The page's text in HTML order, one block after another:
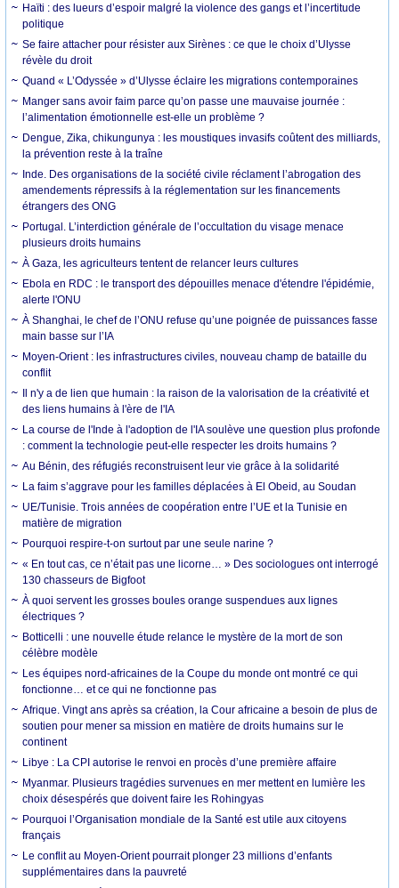
Haïti : des lueurs d’espoir malgré la violence des gangs et l’incertitude
politique
Se faire attacher pour résister aux Sirènes : ce que le choix d’Ulysse
révèle du droit
Quand « L’Odyssée » d’Ulysse éclaire les migrations contemporaines
Manger sans avoir faim parce qu’on passe une mauvaise journée :
l’alimentation émotionnelle est-elle un problème ?
Dengue, Zika, chikungunya : les moustiques invasifs coûtent des milliards,
la prévention reste à la traîne
Inde. Des organisations de la société civile réclament l’abrogation des
amendements répressifs à la réglementation sur les financements
étrangers des ONG
Portugal. L’interdiction générale de l’occultation du visage menace
plusieurs droits humains
À Gaza, les agriculteurs tentent de relancer leurs cultures
Ebola en RDC : le transport des dépouilles menace d'étendre l'épidémie,
alerte l'ONU
À Shanghai, le chef de l’ONU refuse qu’une poignée de puissances fasse
main basse sur l’IA
Moyen-Orient : les infrastructures civiles, nouveau champ de bataille du
conflit
Il n'y a de lien que humain : la raison de la valorisation de la créativité et
des liens humains à l'ère de l'IA
La course de l'Inde à l'adoption de l'IA soulève une question plus profonde
: comment la technologie peut-elle respecter les droits humains ?
Au Bénin, des réfugiés reconstruisent leur vie grâce à la solidarité
La faim s’aggrave pour les familles déplacées à El Obeid, au Soudan
UE/Tunisie. Trois années de coopération entre l’UE et la Tunisie en
matière de migration
Pourquoi respire-t-on surtout par une seule narine ?
« En tout cas, ce n’était pas une licorne… » Des sociologues ont interrogé
130 chasseurs de Bigfoot
À quoi servent les grosses boules orange suspendues aux lignes
électriques ?
Botticelli : une nouvelle étude relance le mystère de la mort de son
célèbre modèle
Les équipes nord-africaines de la Coupe du monde ont montré ce qui
fonctionne… et ce qui ne fonctionne pas
Afrique. Vingt ans après sa création, la Cour africaine a besoin de plus de
soutien pour mener sa mission en matière de droits humains sur le
continent
Libye : La CPI autorise le renvoi en procès d’une première affaire
Myanmar. Plusieurs tragédies survenues en mer mettent en lumière les
choix désespérés que doivent faire les Rohingyas
Pourquoi l’Organisation mondiale de la Santé est utile aux citoyens
français
Le conflit au Moyen-Orient pourrait plonger 23 millions d’enfants
supplémentaires dans la pauvreté